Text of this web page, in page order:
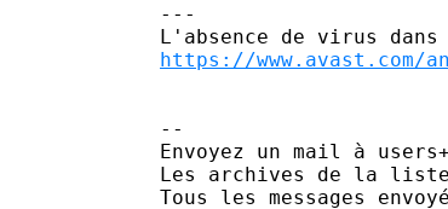
---
https://www.avast.com/
--
Envoyez un mail à
Les archives de la
Tous les messages